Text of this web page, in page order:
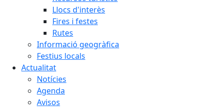
Llocs d'interès
Fires i festes
Rutes
Informació geogràfica
Festius locals
Actualitat
Notícies
Agenda
Avisos